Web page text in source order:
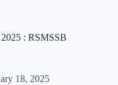
: RSMSSB
18, 2025